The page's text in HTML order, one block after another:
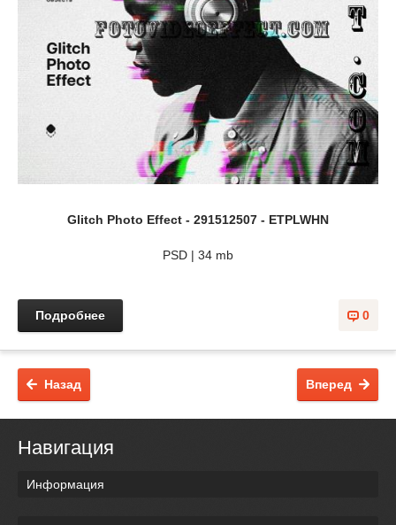
Glitch Photo Effect - 291512507 - ETPLWHN
PSD | 34 mb
0
Подробнее
Вперед
Назад
Навигация
Информация